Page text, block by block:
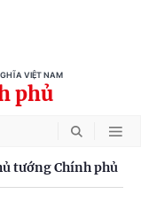
VIỆT NAM
phủ
tướng Chính phủ